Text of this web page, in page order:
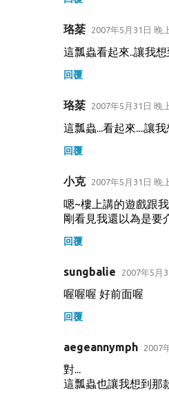
珞棻 2007年5月31日 晚
這瓢蟲看起來..讓我想
回覆
珞棻 2007年5月31日 晚
這瓢蟲...看起來....讓
回覆
小克 2007年5月31日 晚
嗯~樓上講的遊戲跟
剛看見我還以為是要
回覆
sungbalie 2007年5月
喔喔喔 好前面喔
回覆
aegeannymph 2007
對...
這瓢蟲也讓我想到那